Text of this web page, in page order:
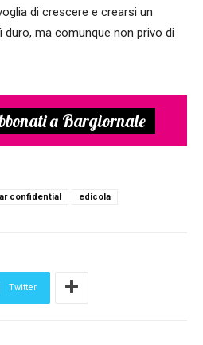
di crescere e crearsi un
ma comunque non privo di
a Bargiornale
confidential edicola
Twitter